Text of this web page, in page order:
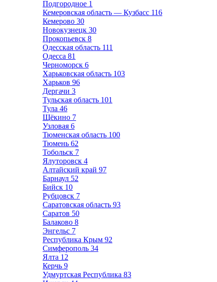
Подгородное 1
Кемеровская область — Кузбасс 116
Кемерово 30
Новокузнецк 30
Прокопьевск 8
Одесская область 111
Одесса 81
Черноморск 6
Харьковская область 103
Харьков 96
Дергачи 3
Тульская область 101
Тула 46
Щёкино 7
Узловая 6
Тюменская область 100
Тюмень 62
Тобольск 7
Ялуторовск 4
Алтайский край 97
Барнаул 52
Бийск 10
Рубцовск 7
Саратовская область 93
Саратов 50
Балаково 8
Энгельс 7
Республика Крым 92
Симферополь 34
Ялта 12
Керчь 9
Удмуртская Республика 83